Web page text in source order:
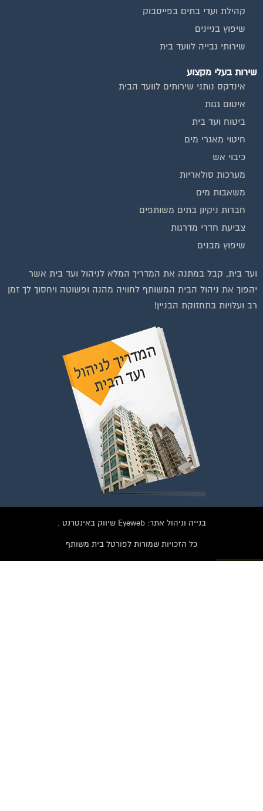
קהילת ועדי בתים בפייסבוק
שיפוץ בניינים
שירותי גבייה לוועד בית
שירות בעלי מקצוע
אינדקס נותני שירותים לוועד הבית
איטום גגות
ביטוח ועד בית
חיטוי מאגרי מים
כיבוי אש
מערכות סולאריות
משאבות מים
חברות ניקיון בתים משותפים
צביעת חדרי מדרגות
שיפוץ מבנים
ועד בית, קבל במתנה את המדריך המלא לניהול ועד בית אשר
יהפוך את ניהול הבית המשותף לחוויה מהנה ופשוטה ויחסוך לך זמן
רב ועלויות בתחזוקת הבניין!
בנייה וניהול אתר: Eyeweb שיווק באינטרנט .
כל הזכויות שמורות לפורטל בית משותף
הצטרפו עכשיו לקבוצת
הפייסבוק הגדולה בישראל
הנותנת מענה לבעיות
הדיור בבית המשותף!!!
להצטרפות לחצו על התמונה או על הכפתור ושלחו בקשת הצטרפות בדף
הקבוצה
לחץ למעבר לקבוצה